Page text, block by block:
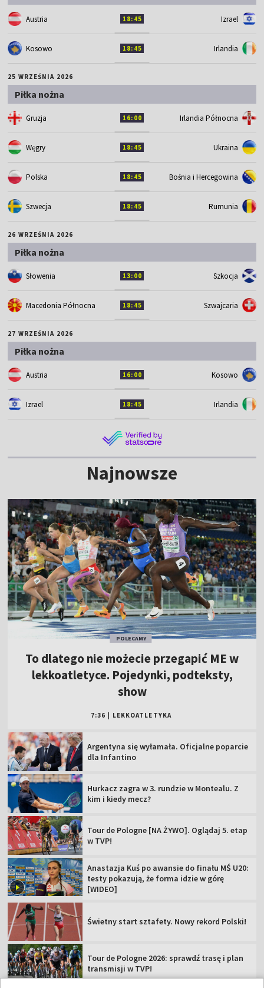
Austria 18:45 Izrael
Kosowo 18:45 Irlandia
25 WRZEŚNIA 2026
Piłka nożna
Gruzja 16:00 Irlandia Północna
Węgry 18:45 Ukraina
Polska 18:45 Bośnia i Hercegowina
Szwecja 18:45 Rumunia
26 WRZEŚNIA 2026
Piłka nożna
Słowenia 13:00 Szkocja
Macedonia Północna 18:45 Szwajcaria
27 WRZEŚNIA 2026
Piłka nożna
Austria 16:00 Kosowo
Izrael 18:45 Irlandia
Najnowsze
POLECAMY
To dlatego nie możecie przegapić ME w
lekkoatletyce. Pojedynki, podteksty,
show
7:36 LEKKOATLETYKA
Argentyna się wyłamała. Oficjalne poparcie
dla Infantino
Hurkacz zagra w 3. rundzie w Montealu. Z
kim i kiedy mecz?
Tour de Pologne [NA ŻYWO]. Oglądaj 5. etap
w TVP!
Anastazja Kuś po awansie do finału MŚ U20:
testy pokazują, że forma idzie w górę
[WIDEO]
Świetny start sztafety. Nowy rekord Polski!
Tour de Pologne 2026: sprawdź trasę i plan
transmisji w TVP!